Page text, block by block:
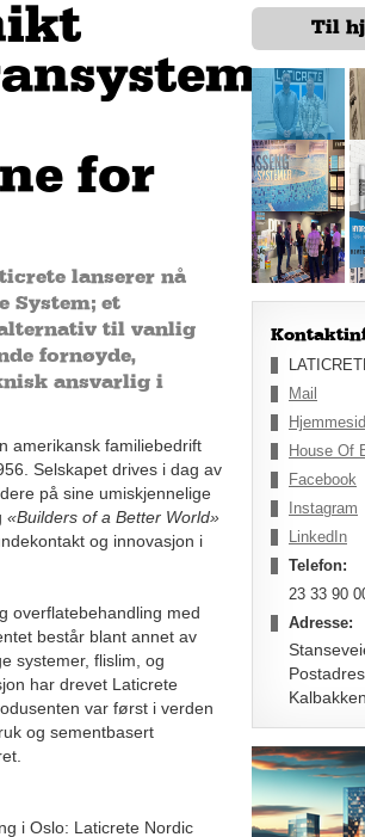
for
lanserer nå
System; et
til vanlig
fornøyde,
ansvarlig i
amerikansk familiebedrift
Selskapet drives i dag av
på sine umiskjennelige
«Builders of a Better World»
og innovasjon i
overflatebehandling med
består blant annet av
systemer, flislim, og
har drevet Laticrete
var først i verden
og sementbasert
i Oslo: Laticrete Nordic
Til
Mail
House Of
Facebook
Instagram
LinkedIn
Telefon:
23 33 90
Adresse: